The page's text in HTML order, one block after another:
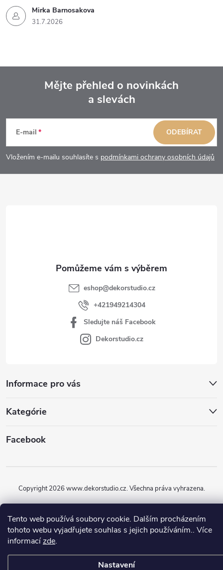
Tento web používá soubory cookie. Dalším procházením
tohoto webu vyjadřujete souhlas s jejich používáním.. Více
informacízde.
Nastavení
Mirka Barnosakova
31.7.2026
p
a
Mějte přehled o novinkách
a slevách
E-mail
Vložením e-mailu souhlasíte s podmínkami ochrany osobních údajů
ODEBÍRAT
Informace pro vás
Kategórie
Facebook
eshop@dekorstudio.cz
+421949214304
Sledujte náš Facebook
Dekorstudio.cz
Copyright 2026 www.dekorstudio.cz. Všechna práva vyhrazena.